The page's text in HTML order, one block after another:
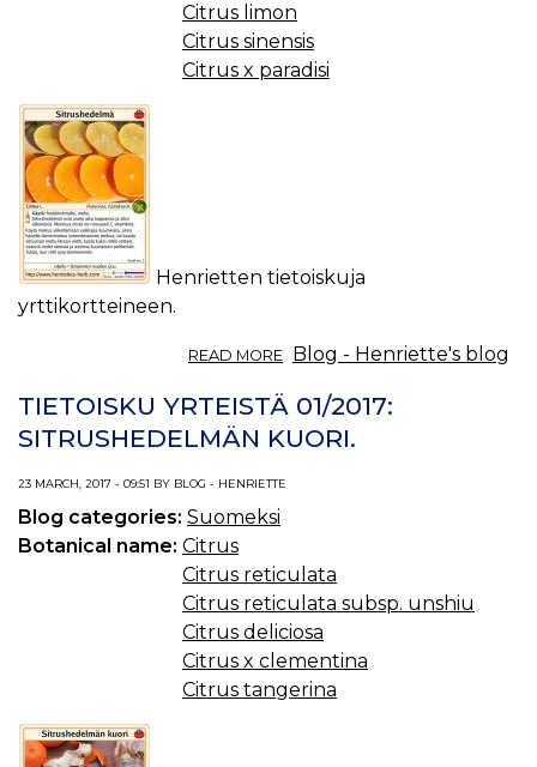
Citrus limon
Citrus sinensis
Citrus x paradisi
Henrietten tietoiskuja
yrttikortteineen.
READ MORE ABOUT
YRTEISTÄ
02/2017:
SITRUSHEDELMÄ.
Blog - Henriette's blog
TIETOISKU YRTEISTÄ 01/2017:
SITRUSHEDELMÄN KUORI.
23 MARCH, 2017 - 09:51 BY BLOG - HENRIETTE
Blog categories: Suomeksi
Botanical name: Citrus
Citrus reticulata
Citrus reticulata subsp. unshiu
Citrus deliciosa
Citrus x clementina
Citrus tangerina